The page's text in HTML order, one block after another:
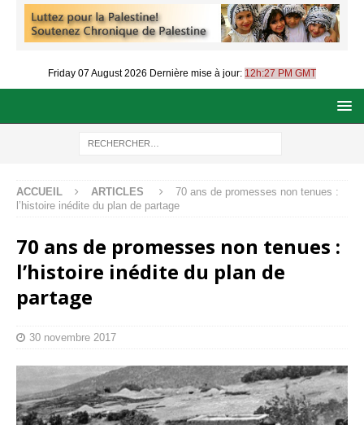
Friday 07 August 2026 Dernière mise à jour: 12h:27 PM GMT
ACCUEIL ARTICLES
70 ans de promesses non tenues :
l’histoire inédite du plan de partage
70 ans de promesses non tenues :
l’histoire inédite du plan de
partage
30 novembre 2017